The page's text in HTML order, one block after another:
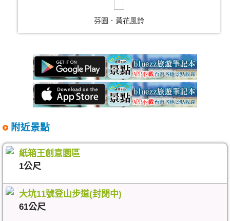
芬園．黃花風鈴
附近景點
紙箱王創意園區
1公尺
大坑11號登山步道(封閉中)
61公尺